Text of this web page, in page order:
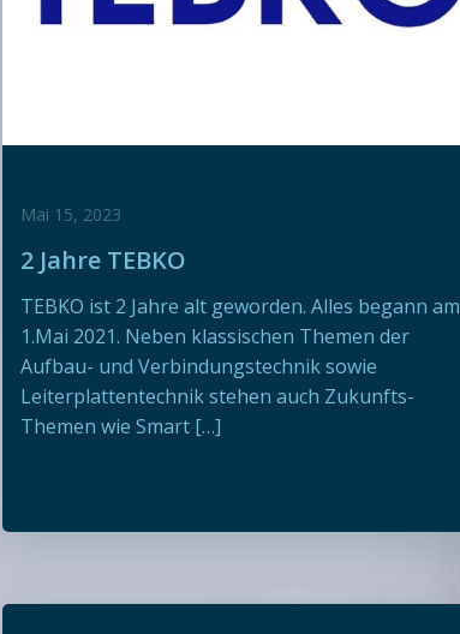
Mai 15, 2023
2 Jahre TEBKO
TEBKO ist 2 Jahre alt geworden. Alles begann am
1.Mai 2021. Neben klassischen Themen der
Aufbau- und Verbindungstechnik sowie
Leiterplattentechnik stehen auch Zukunfts-
Themen wie Smart […]